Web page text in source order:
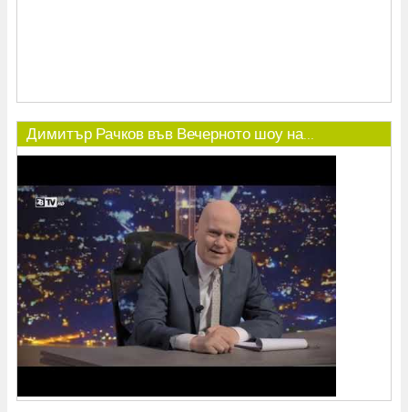
Димитър Рачков във Вечерното шоу на...